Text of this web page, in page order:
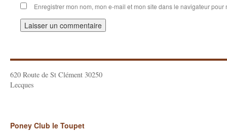
Enregistrer mon nom, mon e-mail et mon site dans le navigateur
620 Route de St Clément 30250
Lecques
Poney Club le Toupet